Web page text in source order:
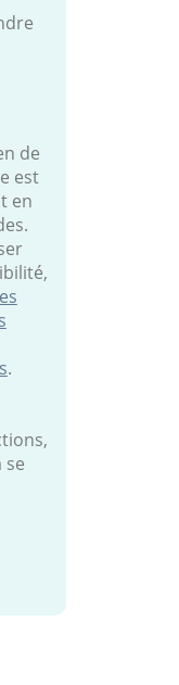
de
est
en
.
se